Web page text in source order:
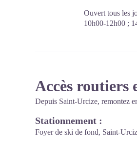
Ouvert tous les
10h00-12h00 ;
Accès routiers
Depuis Saint-Urcize, remontez
Stationnement :
Foyer de ski de fond, Saint-